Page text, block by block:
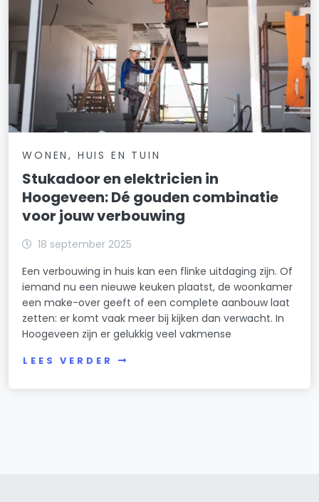
WONEN, HUIS EN TUIN
Stukadoor en elektricien in
Hoogeveen: Dé gouden combinatie
voor jouw verbouwing
18 september 2025
Een verbouwing in huis kan een flinke uitdaging zijn. Of
iemand nu een nieuwe keuken plaatst, de woonkamer
een make-over geeft of een complete aanbouw laat
zetten: er komt vaak meer bij kijken dan verwacht. In
Hoogeveen zijn er gelukkig veel vakmense
LEES VERDER